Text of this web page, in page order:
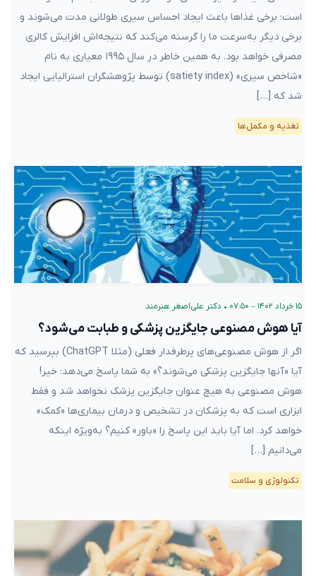
است: برخی غذاها باعث ایجاد احساس سیری طولانی‌ مدت می‌شوند و
برخی دیگر به‌سرعت ما را گرسنه می‌کند که نتیجه‌اش افزایش کالری
مصرفی خواهد بود. به همین خاطر در سال ۱۹۹۵ معیاری به نام
«شاخص سیری» (satiety index) توسط پژوهشگران استرالیایی ایجاد
شد که […]
تغذیه و مکمل‌ها
۱۵ خرداد ۱۴۰۲ – ۰۷:۵۰ • دکتر علی‌اصغر هنرمند
آیا هوش مصنوعی جایگزین پزشکی و طبابت می‌شود؟
اگر از هوش مصنوعی‌های پرطرفدار فعلی (مثلا ChatGPT) بپرسید که
آیا «آنها جایگزین پزشکی می‌شوند؟» به شما پاسخ می‌دهد: خیر!
هوش مصنوعی به هیچ عنوان جایگزین پزشک نخواهد شد و فقط
ابزاری است که به پزشکان در تشخیص و درمان بیماری‌ها «کمک»
خواهد کرد. اما آیا باید این پاسخ را «باور» کنیم؟ به‌ویژه اینکه
می‌دانیم […]
تکنولوژی و سلامت